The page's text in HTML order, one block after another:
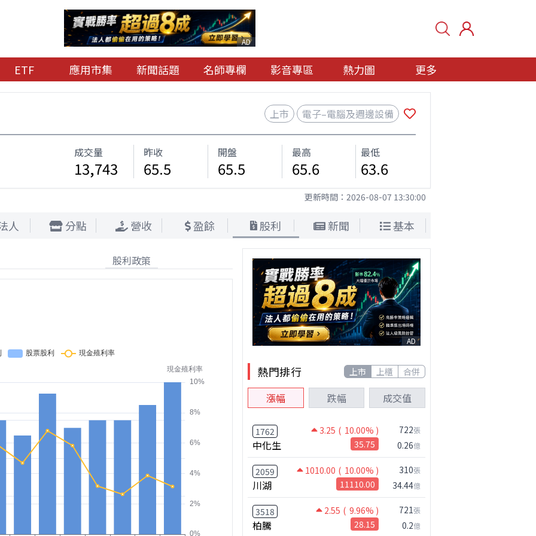
AD
ETF 應用市集 新聞話題 名師專欄 影音專區 熱力圖 更多
上市 電子–電腦及週邊設備
成交量
13,743
昨收
65.5
開盤
65.5
最高
65.6
最低
63.6
更新時間： 2026-08-07 13:30:00
人 分點 營收 盈餘 股利 新聞 基本
股利政策
AD
熱門排行 上市 上櫃 合併
漲幅 跌幅 成交值
1762 3.25 ( 10.00% )
中化生 35.75
722張
0.26億
2059 1010.00 ( 10.00% )
川湖 11110.00
310張
34.44億
3518 2.55 ( 9.96% )
柏騰 28.15
721張
0.2億